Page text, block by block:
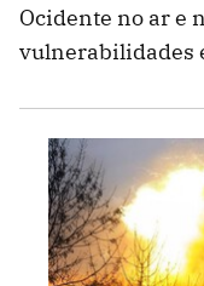
Ocidente no ar e
vulnerabilidades